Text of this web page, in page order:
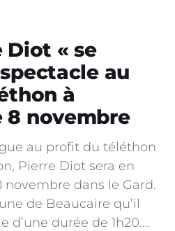
Diot « se
au
à
8 novembre
au profit du téléthon
Pierre Diot sera en
dans le Gard.
de Beaucaire qu’il
d’une durée de 1h20.…